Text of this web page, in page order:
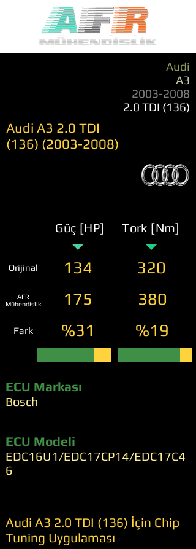
Audi
A3
2003-2008
2.0 TDI (136)
Audi A3 2.0 TDI
(136) (2003-2008)
Güç [HP] Tork [Nm]
Orijinal 134 320
AFR
Mühendislik
175 380
Fark %31 %19
ECU Markası
Bosch
ECU Modeli
EDC16U1/EDC17CP14/EDC17C4
6
Audi A3 2.0 TDI (136) İçin Chip
Tuning Uygulaması